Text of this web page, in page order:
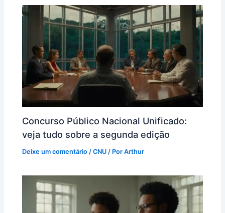
Concurso Público Nacional Unificado:
veja tudo sobre a segunda edição
Deixe um comentário /CNU / PorArthur